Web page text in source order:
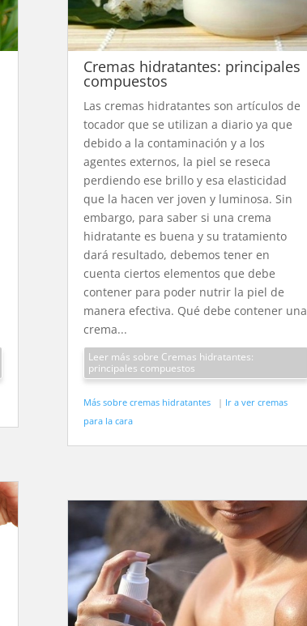
Cremas hidratantes: principales
compuestos
Las cremas hidratantes son artículos de
tocador que se utilizan a diario ya que
debido a la contaminación y a los
agentes externos, la piel se reseca
perdiendo ese brillo y esa elasticidad
que la hacen ver joven y luminosa. Sin
embargo, para saber si una crema
hidratante es buena y su tratamiento
dará resultado, debemos tener en
cuenta ciertos elementos que debe
contener para poder nutrir la piel de
manera efectiva. Qué debe contener una
crema...
Leer más sobre Cremas hidratantes:
principales compuestos
Más sobre cremas hidratantes | Ir a ver cremas
para la cara